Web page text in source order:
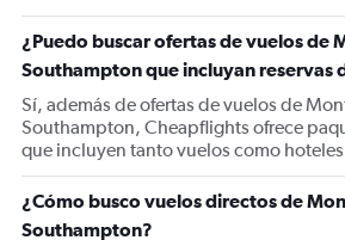
¿Puedo buscar ofertas de vuelos de
Southampton que incluyan reservas
Sí, además de ofertas de vuelos de
Southampton, Cheapflights ofrece
que incluyen tanto vuelos como
¿Cómo busco vuelos directos de
Southampton?